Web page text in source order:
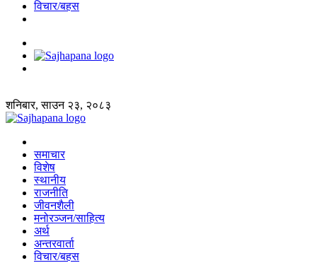
विचार/बहस
शनिबार, साउन २३, २०८३
समाचार
विशेष
स्थानीय
राजनीति
जीवनशैली
मनोरञ्जन/साहित्य
अर्थ
अन्तरवार्ता
विचार/बहस